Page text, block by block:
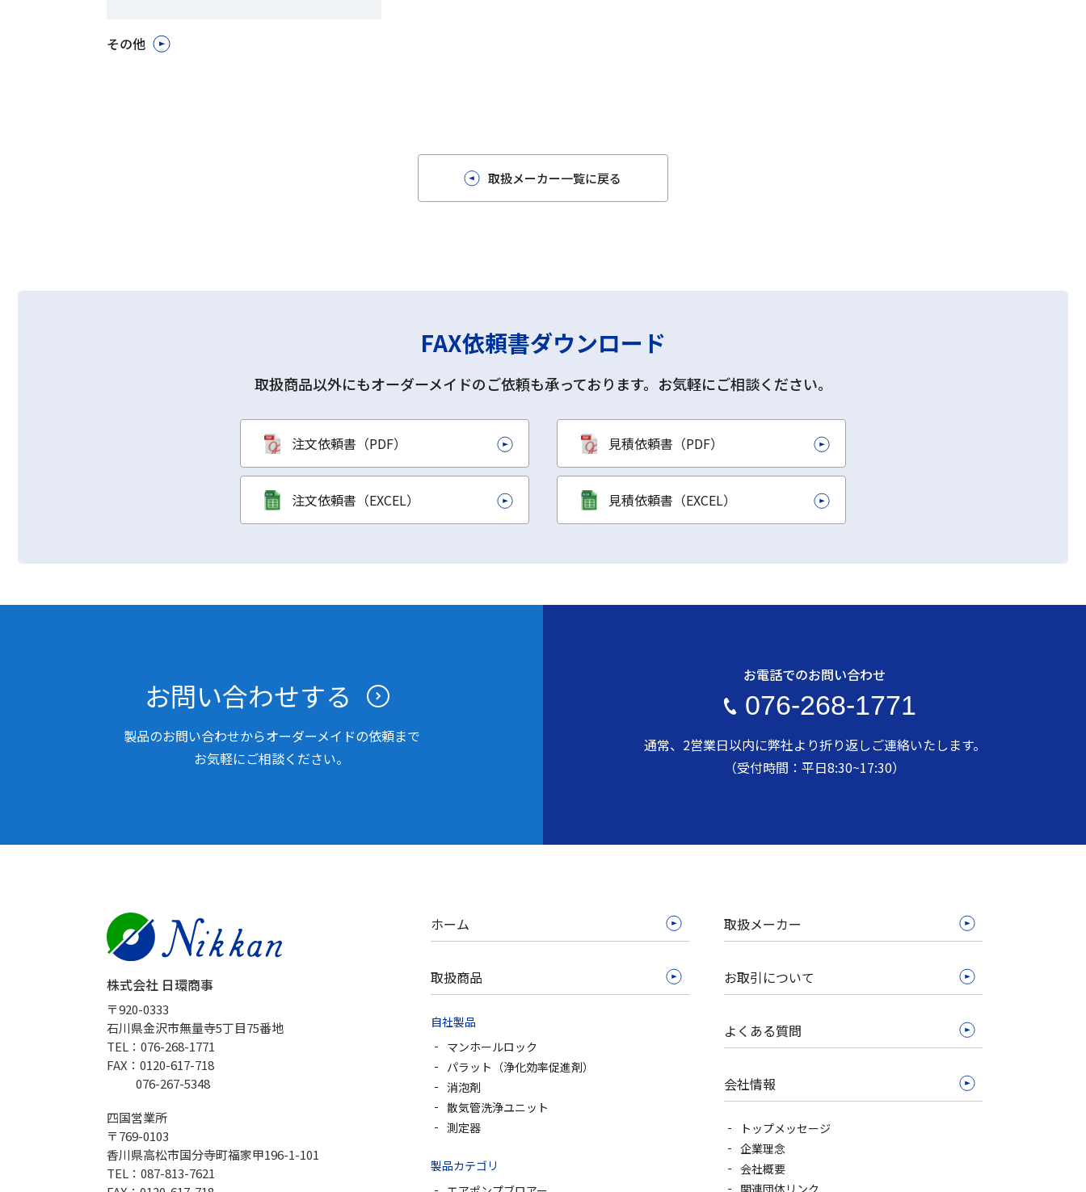
その他
取扱メーカー一覧に戻る
FAX依頼書ダウンロード
取扱商品以外にもオーダーメイドのご依頼も承っております。お気軽にご相談ください。
注文依頼書（PDF）
注文依頼書（EXCEL）
見積依頼書（PDF）
見積依頼書（EXCEL）
お問い合わせする
製品のお問い合わせからオーダーメイドの依頼まで
お気軽にご相談ください。
お電話でのお問い合わせ
076-268-1771
通常、2営業日以内に弊社より折り返しご連絡いたします。
（受付時間：平日8:30~17:30）
株式会社 日環商事
〒920-0333
石川県金沢市無量寺5丁目75番地
TEL：076-268-1771
FAX：0120-617-718
076-267-5348
四国営業所
〒769-0103
香川県高松市国分寺町福家甲196-1-101
TEL：087-813-7621
ホーム
取扱商品
自社製品
マンホールロック
パラット（浄化効率促進剤）
消泡剤
散気管洗浄ユニット
測定器
製品カテゴリ
取扱メーカー
お取引について
よくある質問
会社情報
トップメッセージ
企業理念
会社概要